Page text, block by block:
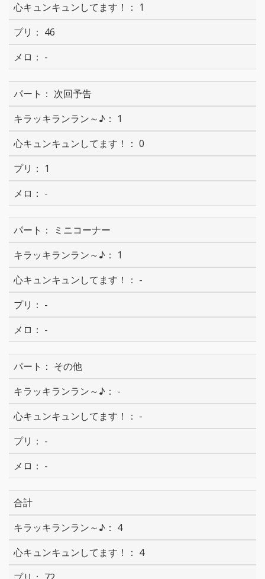
1
46
-
次回予告
1
0
1
-
ミニコーナー
1
-
-
-
その他
-
-
-
-
合計
4
4